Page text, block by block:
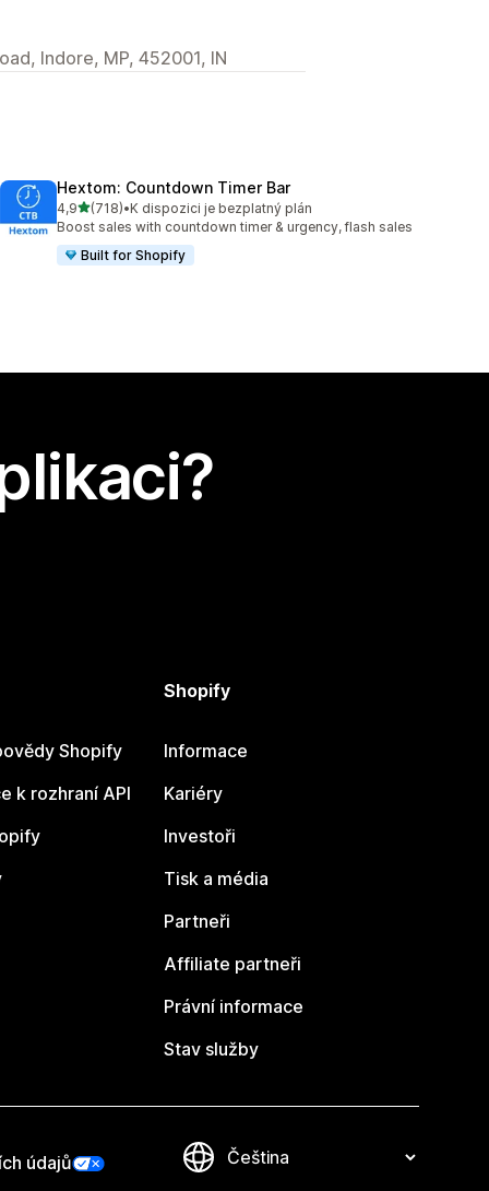
Indore, MP, 452001, IN
Hextom: Countdown Timer Bar
4,9z 5 hvězd
(718)
Celkový počet recenzí: 718
•K dispozici je bezplatný plán
Boost sales with countdown timer & urgency, flash sales
Built for Shopify
Shopify
k rozhraní API
Shopify
Informace
Kariéry
Investoři
Tisk a média
Partneři
Affiliate partneři
Právní informace
Stav služby
údajů